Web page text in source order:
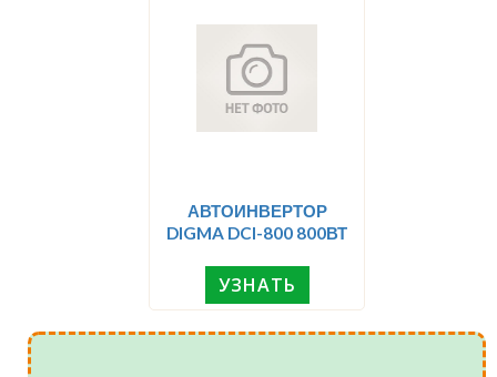
АВТОИНВЕРТОР
DIGMA DCI-800 800ВТ
УЗНАТЬ